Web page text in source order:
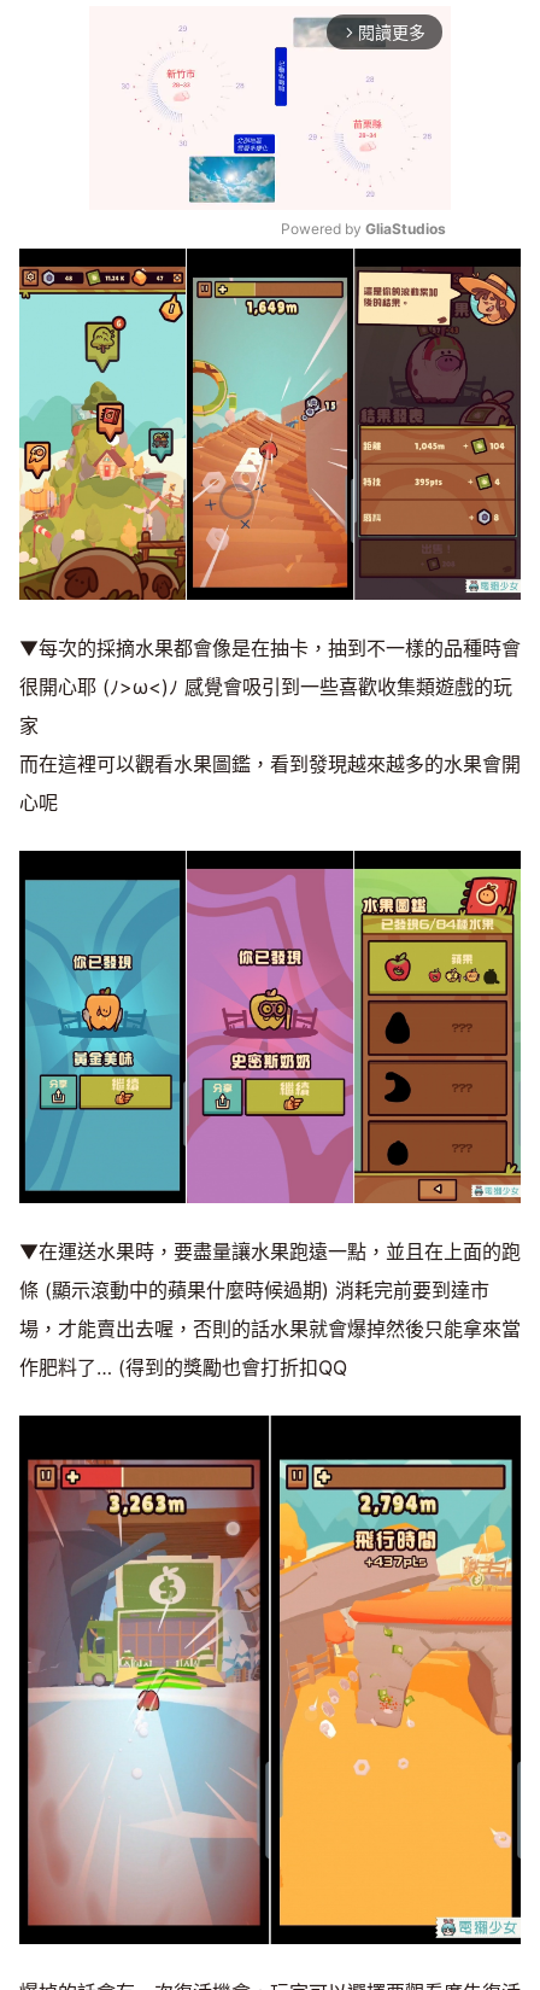
arrow_forward_ios 閱讀更多
Mute
Powered by GliaStudios
▼每次的採摘水果都會像是在抽卡，抽到不一樣的品種時會
很開心耶 (ﾉ>ω<)ﾉ 感覺會吸引到一些喜歡收集類遊戲的玩
家
而在這裡可以觀看水果圖鑑，看到發現越來越多的水果會開
心呢
▼在運送水果時，要盡量讓水果跑遠一點，並且在上面的跑
條 (顯示滾動中的蘋果什麼時候過期) 消耗完前要到達市
場，才能賣出去喔，否則的話水果就會爆掉然後只能拿來當
作肥料了… (得到的獎勵也會打折扣QQ